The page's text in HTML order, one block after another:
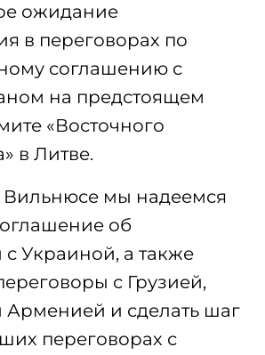
ожидание
в переговорах по
соглашению с
на предстоящем
«Восточного
в Литве.
Вильнюсе мы надеемся
об
Украиной, а также
с Грузией,
и сделать шаг
переговорах с